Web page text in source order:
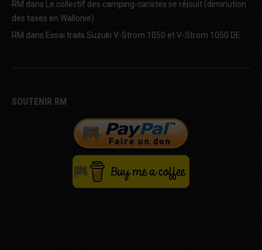
RM dans Le collectif des camping-caristes se réjouit (diminution
des taxes en Wallonie)
RM dans Essai trails Suzuki V-Strom 1050 et V-Strom 1050 DE
SOUTENIR RM